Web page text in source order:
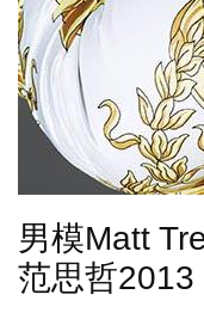
男模Matt
范思哲2013